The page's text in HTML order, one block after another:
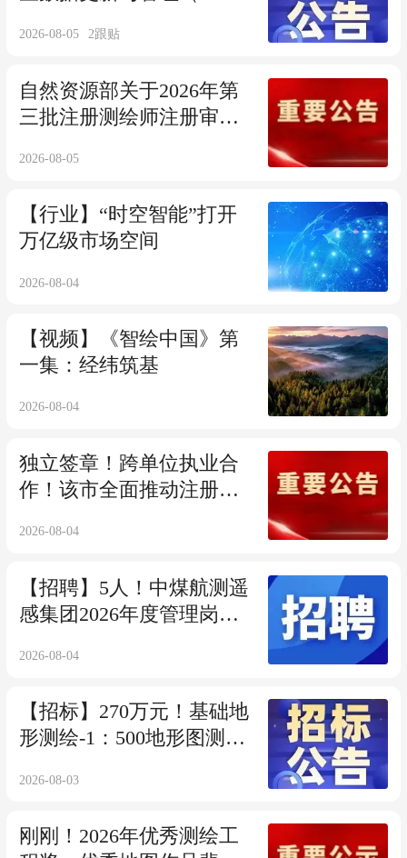
2026-08-05 2跟贴
自然资源部关于2026年第
三批注册测绘师注册审批
2026-08-05
【行业】“时空智能”打开
万亿级市场空间
2026-08-04
【视频】《智绘中国》第
一集：经纬筑基
2026-08-04
独立签章！跨单位执业合
作！该市全面推动注册测
开征求意见！
2026-08-04
【招聘】5人！中煤航测遥
感集团2026年度管理岗公
2026-08-04
【招标】270万元！基础地
形测绘-1：500地形图测绘
服务（2026年）项目的公
2026-08-03
刚刚！2026年优秀测绘工